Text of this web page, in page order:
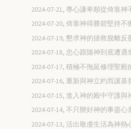
2024-07-21, 專心謙卑順從倚靠神
2024-07-20, 倚靠神得勝箭堅持不
2024-07-19, 懇求神的拯救脫離反
2024-07-18, 忠心跟隨神到底遭遇
2024-07-17, 積極不拖延修理聖殿
2024-07-16, 重新與神立約而讓基
2024-07-15, 進入神的殿中守護與
2024-07-14, 不只辦好神的事盡心
2024-07-13, 活出敬虔生活為神熱